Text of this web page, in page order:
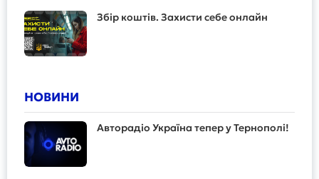
Збір коштів. Захисти себе онлайн
НОВИНИ
Авторадіо Україна тепер у Тернополі!